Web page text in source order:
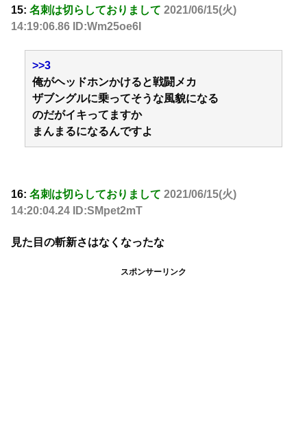
15: 名刺は切らしておりまして 2021/06/15(火)
14:19:06.86 ID:Wm25oe6I
>>3
俺がヘッドホンかけると戦闘メカ
ザブングルに乗ってそうな風貌になる
のだがイキってますか
まんまるになるんですよ
16: 名刺は切らしておりまして 2021/06/15(火)
14:20:04.24 ID:SMpet2mT
見た目の斬新さはなくなったな
スポンサーリンク